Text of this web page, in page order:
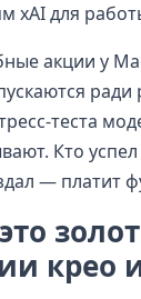
xAI для
акции у
ради
теста
Кто
— платит
крео